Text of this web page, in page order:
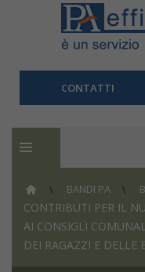
CONTATTI
BANDI PA
CONTRIBUTI PER IL
AI CONSIGLI
DEI RAGAZZI E